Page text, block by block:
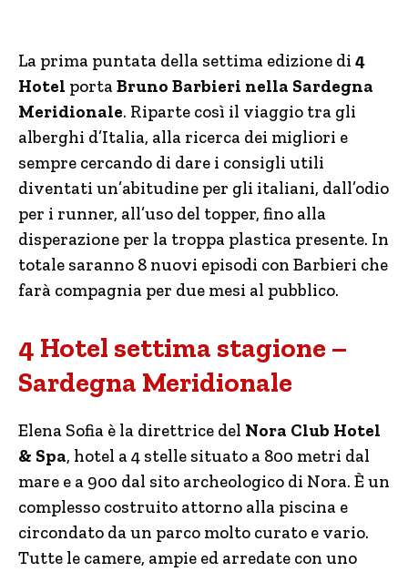
La prima puntata della settima edizione di 4
Hotel portaBruno Barbieri nella Sardegna
Meridionale. Riparte così il viaggio tra gli
alberghi d’Italia, alla ricerca dei migliori e
sempre cercando di dare i consigli utili
diventati un’abitudine per gli italiani, dall’odio
per i runner, all’uso del topper, fino alla
disperazione per la troppa plastica presente. In
totale saranno 8 nuovi episodi con Barbieri che
farà compagnia per due mesi al pubblico.
4 Hotel settima stagione –
Sardegna Meridionale
Elena Sofia è la direttrice del Nora Club Hotel
& Spa, hotel a 4 stelle situato a 800 metri dal
mare e a 900 dal sito archeologico di Nora. È un
complesso costruito attorno alla piscina e
circondato da un parco molto curato e vario.
Tutte le camere, ampie ed arredate con uno